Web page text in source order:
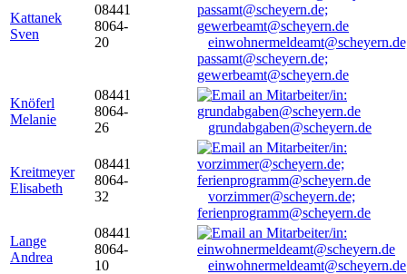
Kattanek
Sven
08441
8064-
20
passamt@scheyern.de;
gewerbeamt@scheyern.de
Knöferl
Melanie
08441
8064-
26
grundabgaben@scheyern.de
Kreitmeyer
Elisabeth
08441
8064-
32
vorzimmer@scheyern.de;
ferienprogramm@scheyern.de
Lange
Andrea
08441
8064-
10
einwohnermeldeamt@scheyern.de